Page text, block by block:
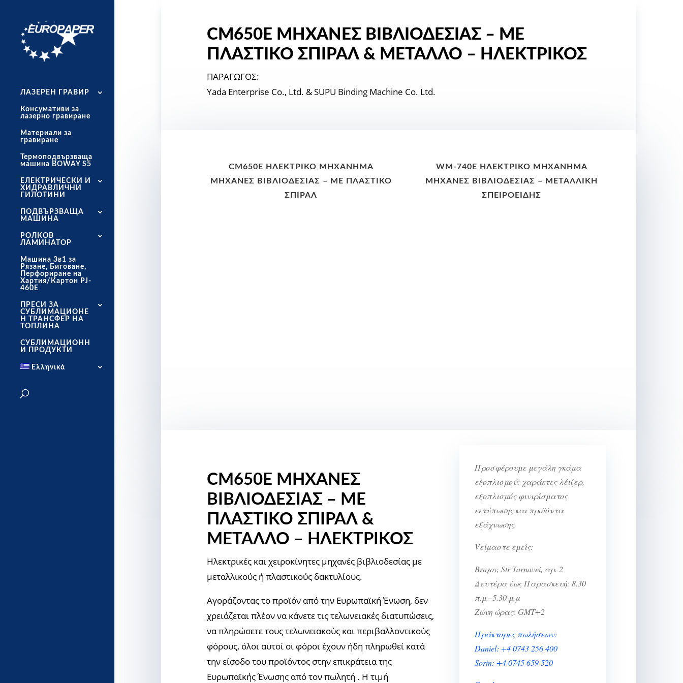
ЛАЗЕРЕН ГРАВИР
Консумативи за
лазерно гравиране
Материали за
гравиране
Термоподвързваща
машина BOWAY S5
ЕЛЕКТРИЧЕСКИ И
ХИДРАВЛИЧНИ
ГИЛОТИНИ
ПОДВЪРЗВАЩА
МАШИНА
РОЛКОВ
ЛАМИНАТОР
Машина 3в1 за
Рязане, Биговане,
Перфориране на
Хартия/Картон PJ-
460E
ПРЕСИ ЗА
СУБЛИМАЦИОНЕ
Н ТРАНСФЕР НА
ТОПЛИНА
СУБЛИМАЦИОНН
И ПРОДУКТИ
Ελληνικά
CM650E ΜΗΧΑΝΕΣ ΒΙΒΛΙΟΔΕΣΙΑΣ – ΜΕ
ΠΛΑΣΤΙΚΌ ΣΠΙΡΆΛ & ΜΈΤΑΛΛΟ – ΗΛΕΚΤΡΙΚΟΣ
ΠΑΡΑΓΩΓΟΣ:
Yada Enterprise Co., Ltd. & SUPU Binding Machine Co. Ltd.
CM650E ΗΛΕΚΤΡΙΚΌ ΜΗΧΆΝΗΜΑ
ΜΗΧΑΝΕΣ ΒΙΒΛΙΟΔΕΣΙΑΣ – ΜΕ ΠΛΑΣΤΙΚΌ
ΣΠΙΡΆΛ
WM-740E ΗΛΕΚΤΡΙΚΌ ΜΗΧΆΝΗΜΑ
ΜΗΧΑΝΕΣ ΒΙΒΛΙΟΔΕΣΙΑΣ – ΜΕΤΑΛΛΙΚΉ
ΣΠΕΙΡΟΕΙΔΉΣ
CM650E ΜΗΧΑΝΕΣ
ΒΙΒΛΙΟΔΕΣΙΑΣ – ΜΕ
ΠΛΑΣΤΙΚΌ ΣΠΙΡΆΛ &
ΜΈΤΑΛΛΟ – ΗΛΕΚΤΡΙΚΟΣ
Ηλεκτρικές και χειροκίνητες μηχανές βιβλιοδεσίας με
μεταλλικούς ή πλαστικούς δακτυλίους.
Αγοράζοντας το προϊόν από την Ευρωπαϊκή Ένωση, δεν
χρειάζεται πλέον να κάνετε τις τελωνειακές διατυπώσεις,
να πληρώσετε τους τελωνειακούς και περιβαλλοντικούς
φόρους, όλοι αυτοί οι φόροι έχουν ήδη πληρωθεί κατά
την είσοδο του προϊόντος στην επικράτεια της
Ευρωπαϊκής Ένωσης από τον πωλητή . Η τιμή
Προσφέρουμε μεγάλη γκάμα
εξοπλισμού: χαράκτες λέιζερ,
εξοπλισμός φινιρίσματος
εκτύπωσης και προϊόντα
εξάχνωσης.
Vείμαστε εμείς:
Brașov, Str Tarnavei, αρ. 2
Δευτέρα έως Παρασκευή: 8.30
π.μ.–5.30 μ.μ
Ζώνη ώρας: GMT+2
Πράκτορες πωλήσεων:
Daniel: +4 0743 256 400
Sorin: +4 0745 659 520